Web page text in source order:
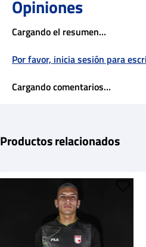
Cargando el resumen…
Por favor, inicia sesión para
Cargando comentarios…
Productos relacionados